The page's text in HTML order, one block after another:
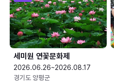
세미원 연꽃문화제
2026.06.26~2026.08.17
경기도 양평군